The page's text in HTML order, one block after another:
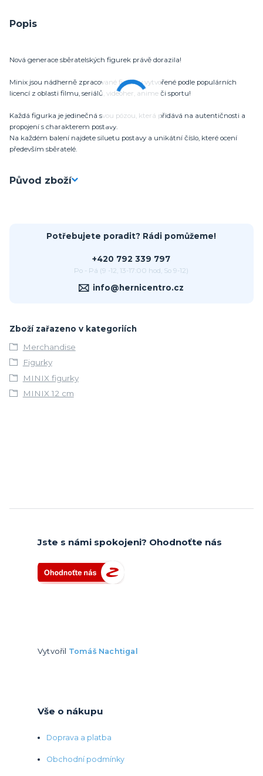
Popis
Nová generace sběratelských figurek právě dorazila!
Minix jsou nádherně zpracované figurky vytvořené podle populárních
licencí z oblasti filmu, seriálů, videoher, anime či sportu!
Každá figurka je jedinečná svou pózou, která přidává na autentičnosti a
propojení s charakterem postavy.
Na každém balení najdete siluetu postavy a unikátní číslo, které ocení
především sběratelé.
Původ zboží
Potřebujete poradit? Rádi pomůžeme!
+420 792 339 797
Po - Pá (9 -12, 13-17:00 hod, So 9-12)
info@hernicentro.cz
Zboží zařazeno v kategoriích
Merchandise
Figurky
MINIX figurky
MINIX 12 cm
Jste s námi spokojeni? Ohodnoťte nás
Vytvořil Tomáš Nachtigal
Vše o nákupu
Doprava a platba
Obchodní podmínky